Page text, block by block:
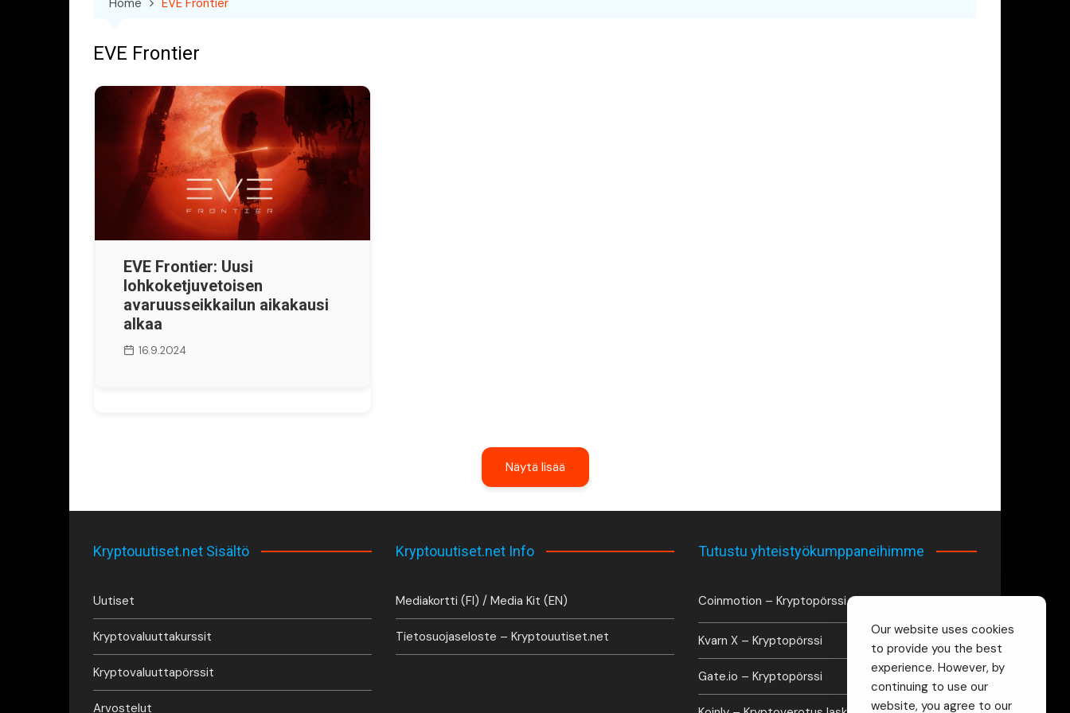
EVE Frontier
EVE Frontier: Uusi
lohkoketjuvetoisen
avaruusseikkailun aikakausi
alkaa
16.9.2024
Näytä lisää
Kryptouutiset.net Sisältö
Uutiset
Kryptovaluuttakurssit
Kryptovaluuttapörssit
Arvostelut
Kryptouutiset.net Info
Mediakortti (FI) / Media Kit (EN)
Tietosuojaseloste – Kryptouutiset.net
Tutustu yhteistyökumppaneihimme
Coinmotion – Kryptopörssi
Kvarn X – Kryptopörssi
Gate.io – Kryptopörssi
Our website uses cookies
to provide you the best
experience. However, by
continuing to use our
website, you agree to our